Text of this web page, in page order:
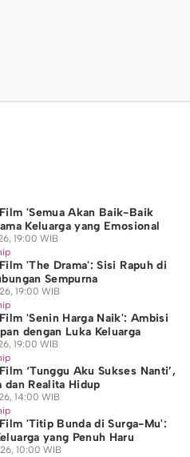
'Semua Akan Baik-Baik
Keluarga yang Emosional
19:00 WIB
'The Drama': Sisi Rapuh di
Sempurna
19:00 WIB
'Senin Harga Naik': Ambisi
dengan Luka Keluarga
19:00 WIB
‘Tunggu Aku Sukses Nanti’,
dan Realita Hidup
14:00 WIB
'Titip Bunda di Surga-Mu':
yang Penuh Haru
10:00 WIB